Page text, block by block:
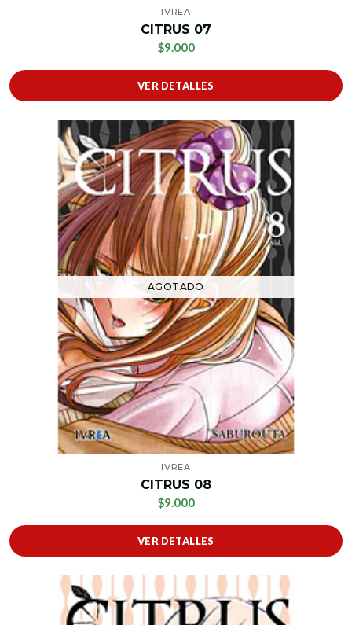
IVREA
CITRUS 07
$9.000
VER DETALLES
AGOTADO
IVREA
CITRUS 08
$9.000
VER DETALLES